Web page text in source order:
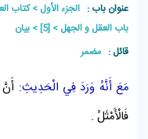
عنوان باب : الجزء الأول كتاب
باب العقل و الجهل
[5]
بيان
قائل : مضمر
مَعَ أَنَّهُ وَرَدَ فِي الْحَدِيثِ: أَنَّ
فَالْأَمْثَلُ .